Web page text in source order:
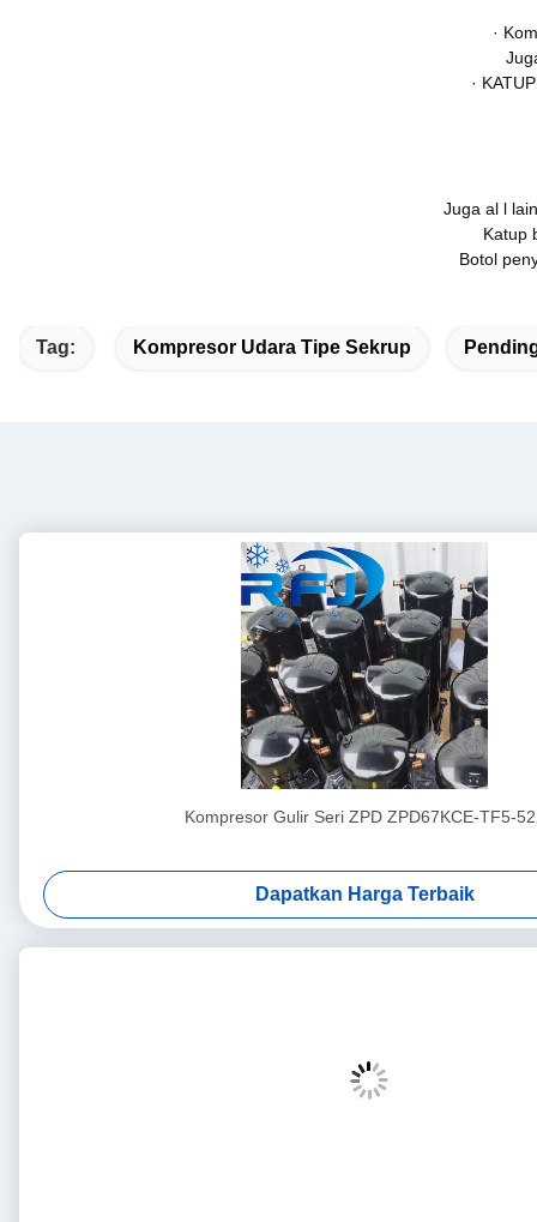
·
·
Juga al l
Katup
Botol
Tag: Kompresor Udara Tipe Sekrup
Kompresor Gulir Seri ZPD ZPD67KCE-TF5-
Dapatkan Harga Terbaik